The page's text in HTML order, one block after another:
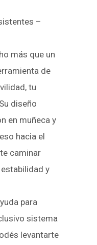
–
más que un
de
tu
diseño
en muñeca y
hacia el
caminar
y
para
sistema
levantarte